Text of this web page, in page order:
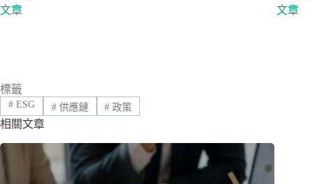
文章
文章
標籤
#ESG #供應鏈 # 政策
相關文章